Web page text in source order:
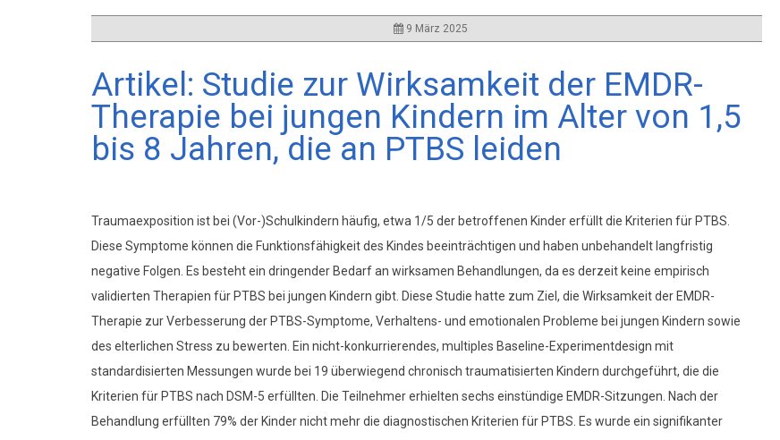
9 März 2025
Artikel: Studie zur Wirksamkeit der EMDR-
Therapie bei jungen Kindern im Alter von 1,5
bis 8 Jahren, die an PTBS leiden
Traumaexposition ist bei (Vor-)Schulkindern häufig, etwa 1/5 der betroffenen Kinder erfüllt die Kriterien für PTBS.
Diese Symptome können die Funktionsfähigkeit des Kindes beeinträchtigen und haben unbehandelt langfristig
negative Folgen. Es besteht ein dringender Bedarf an wirksamen Behandlungen, da es derzeit keine empirisch
validierten Therapien für PTBS bei jungen Kindern gibt. Diese Studie hatte zum Ziel, die Wirksamkeit der EMDR-
Therapie zur Verbesserung der PTBS-Symptome, Verhaltens- und emotionalen Probleme bei jungen Kindern sowie
des elterlichen Stress zu bewerten. Ein nicht-konkurrierendes, multiples Baseline-Experimentdesign mit
standardisierten Messungen wurde bei 19 überwiegend chronisch traumatisierten Kindern durchgeführt, die die
Kriterien für PTBS nach DSM-5 erfüllten. Die Teilnehmer erhielten sechs einstündige EMDR-Sitzungen. Nach der
Behandlung erfüllten 79% der Kinder nicht mehr die diagnostischen Kriterien für PTBS. Es wurde ein signifikanter